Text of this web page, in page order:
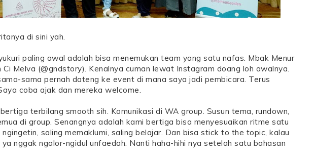
di sini yah.
paling awal adalah bisa menemukan team yang satu nafas. Mbak Menur
Ci Melva (@gndstory). Kenalnya cuman lewat Instagram doang loh awalnya.
sama pernah dateng ke event di mana saya jadi pembicara. Terus
coba ajak dan mereka welcome.
terbilang smooth sih. Komunikasi di WA group. Susun tema, rundown,
di group. Senangnya adalah kami bertiga bisa menyesuaikan ritme satu
ngingetin, saling memaklumi, saling belajar. Dan bisa stick to the topic, kalau
nggak ngalor-ngidul unfaedah. Nanti haha-hihi nya setelah satu bahasan